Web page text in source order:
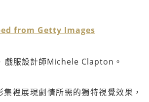
from Getty Images
戲服設計師Michele Clapton。
裡展現劇情所需的獨特視覺效果，